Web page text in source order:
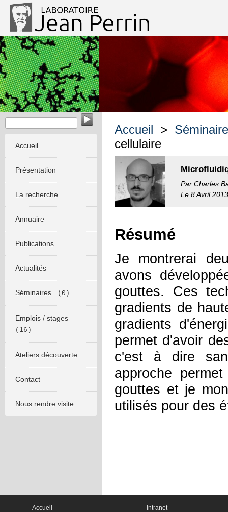
Mécanique des systèmes biologiques intégrés et artificiels
Accueil
Présentation
La recherche
Annuaire
Publications
Actualités
Séminaires (0)
Emplois / stages
(16)
Ateliers découverte
Contact
Nous rendre visite
Accueil >
cellulaire
Par Charles
Le 8 Avril
Résumé
Je montrerai
avons
gouttes. Ces
gradients de
gradients
permet d'avoir
c'est à dire
approche
gouttes et je
utilisés pour des
Accueil
Intranet